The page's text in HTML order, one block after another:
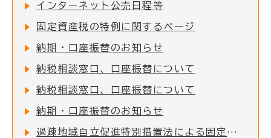
インターネット公売日程等
固定資産税の特例に関するページ
納期・口座振替のお知らせ
納税相談窓口、口座振替について
納税相談窓口、口座振替について
納期・口座振替のお知らせ
過疎地域自立促進特別措置法による固定資産税の課税免除について